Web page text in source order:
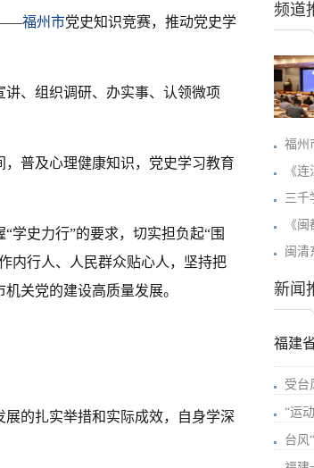
福州市党史知识竞赛，推动党史学
、组织调研、办实事、认领微项
普及心理健康知识，党史学习教育
学史力行”的要求，切实担负起“围
内行人、人民群众贴心人，坚持把
关党的建设高质量发展。
的扎实举措和实际成效，自身学深
频道
福州
《
三千
《
闽清
新闻
福建
受台
“运
台风